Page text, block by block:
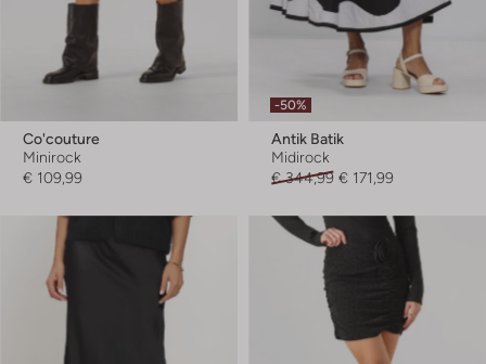
Co'couture
Minirock
€ 109,99
-50%
Antik Batik
Midirock
€ 344,99 € 171,99